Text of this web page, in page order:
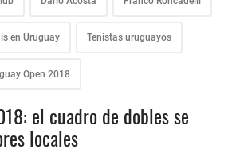
en Uruguay Tenistas uruguayos
Open 2018
el cuadro de dobles se
locales